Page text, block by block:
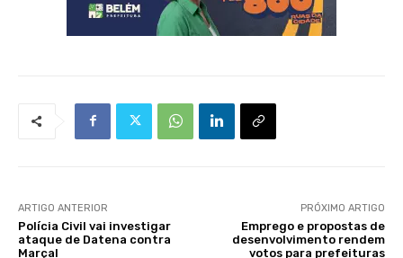
ARTIGO ANTERIOR
Polícia Civil vai investigar
ataque de Datena contra
Marçal
PRÓXIMO ARTIGO
Emprego e propostas de
desenvolvimento rendem
votos para prefeituras